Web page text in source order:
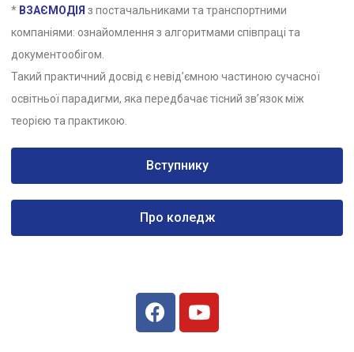
* ВЗАЄМОДІЯ з постачальниками та транспортними
компаніями: ознайомлення з алгоритмами співпраці та
документообігом.
Такий практичний досвід є невід’ємною частиною сучасної
освітньої парадигми, яка передбачає тісний зв’язок між
теорією та практикою.
Вступнику
Про коледж